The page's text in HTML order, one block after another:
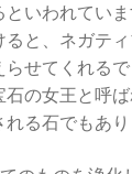
いわれてい
ると、ネガテ
せてくれる
の女王と呼
る石でもあり